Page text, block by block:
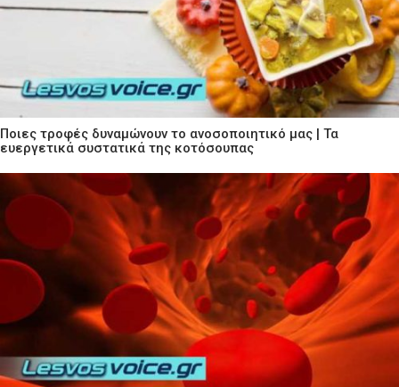
Ποιες τροφές δυναμώνουν το ανοσοποιητικό μας | Τα
ευεργετικά συστατικά της κοτόσουπας